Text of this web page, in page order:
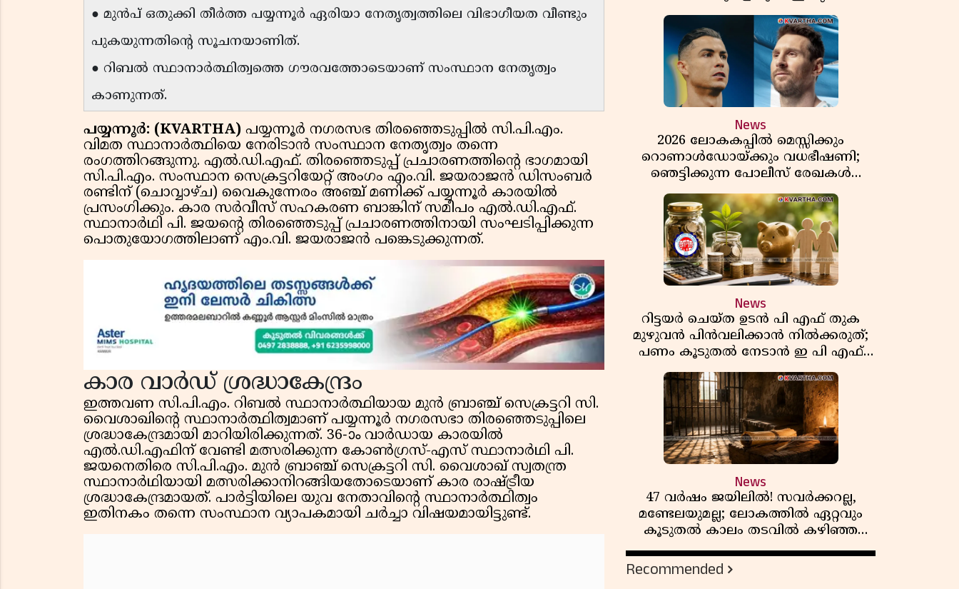
● മുൻപ് ഒതുക്കി തീർത്ത പയ്യന്നൂർ ഏരിയാ നേതൃത്വത്തിലെ വിഭാഗീയത വീണ്ടും
പുകയുന്നതിൻ്റെ സൂചനയാണിത്.
● റിബൽ സ്ഥാനാർത്ഥിത്വത്തെ ഗൗരവത്തോടെയാണ് സംസ്ഥാന നേതൃത്വം
കാണുന്നത്.
പയ്യന്നൂർ: (KVARTHA) പയ്യന്നൂർ നഗരസഭ തിരഞ്ഞെടുപ്പിൽ സി.പി.എം.
വിമത സ്ഥാനാർത്ഥിയെ നേരിടാൻ സംസ്ഥാന നേതൃത്വം തന്നെ
രംഗത്തിറങ്ങുന്നു. എൽ.ഡി.എഫ്. തിരഞ്ഞെടുപ്പ് പ്രചാരണത്തിൻ്റെ ഭാഗമായി
സി.പി.എം. സംസ്ഥാന സെക്രട്ടറിയേറ്റ് അംഗം എം.വി. ജയരാജൻ ഡിസംബർ
രണ്ടിന് (ചൊവ്വാഴ്ച) വൈകുന്നേരം അഞ്ച് മണിക്ക് പയ്യന്നൂർ കാരയിൽ
പ്രസംഗിക്കും. കാര സർവീസ് സഹകരണ ബാങ്കിന് സമീപം എൽ.ഡി.എഫ്.
സ്ഥാനാർഥി പി. ജയൻ്റെ തിരഞ്ഞെടുപ്പ് പ്രചാരണത്തിനായി സംഘടിപ്പിക്കുന്ന
പൊതുയോഗത്തിലാണ് എം.വി. ജയരാജൻ പങ്കെടുക്കുന്നത്.
കാര വാർഡ് ശ്രദ്ധാകേന്ദ്രം
ഇത്തവണ സി.പി.എം. റിബൽ സ്ഥാനാർത്ഥിയായ മുൻ ബ്രാഞ്ച് സെക്രട്ടറി സി.
വൈശാഖിൻ്റെ സ്ഥാനാർത്ഥിത്വമാണ് പയ്യന്നൂർ നഗരസഭാ തിരഞ്ഞെടുപ്പിലെ
ശ്രദ്ധാകേന്ദ്രമായി മാറിയിരിക്കുന്നത്. 36-ാം വാർഡായ കാരയിൽ
എൽ.ഡി.എഫിന് വേണ്ടി മത്സരിക്കുന്ന കോൺഗ്രസ്-എസ് സ്ഥാനാർഥി പി.
ജയനെതിരെ സി.പി.എം. മുൻ ബ്രാഞ്ച് സെക്രട്ടറി സി. വൈശാഖ് സ്വതന്ത്ര
സ്ഥാനാർഥിയായി മത്സരിക്കാനിറങ്ങിയതോടെയാണ് കാര രാഷ്ട്രീയ
ശ്രദ്ധാകേന്ദ്രമായത്. പാർട്ടിയിലെ യുവ നേതാവിൻ്റെ സ്ഥാനാർത്ഥിത്വം
ഇതിനകം തന്നെ സംസ്ഥാന വ്യാപകമായി ചർച്ചാ വിഷയമായിട്ടുണ്ട്.
റെയിൽവേയുടെ ചരക്ക് ഗതാഗതത്തിൽ
വൻ കുതിപ്പ്
News
2026 ലോകകപ്പിൽ മെസ്സിക്കും
റൊണാൾഡോയ്ക്കും വധഭീഷണി;
ഞെട്ടിക്കുന്ന പോലീസ് രേഖകൾ
പുറത്ത്
News
റിട്ടയർ ചെയ്ത ഉടൻ പി എഫ് തുക
മുഴുവൻ പിൻവലിക്കാൻ നിൽക്കരുത്;
പണം കൂടുതൽ നേടാൻ ഇ പി എഫ്
ഒയുടെ നിയമം അറിയാം
News
47 വർഷം ജയിലിൽ! സവർക്കറല്ല,
മണ്ടേലയുമല്ല; ലോകത്തിൽ ഏറ്റവും
കൂടുതൽ കാലം തടവിൽ കഴിഞ്ഞ
രാഷ്ട്രീയ തടവുകാരൻ ഇദ്ദേഹം! ഒരു
ഇന്ത്യൻ സ്വാതന്ത്ര്യസമര സേനാനിയുടെ
വേറിട്ട കഥ
Recommended